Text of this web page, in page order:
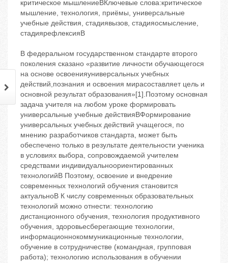
критическое мышлениеBКлючевые слова:критическое
мышление, технология, приёмы, универсальные
учебные действия, стадиявызов, стадияосмысление,
стадиярефлексияB
В федеральном государственном стандарте второго
поколения сказано «развитие личности обучающегося
на основе освоенияуниверсальных учебных
действий,познания и освоения мирасоставляет цель и
основной результат образования»[1].Поэтому основная
задача учителя на любом уроке формировать
универсальные учебные действияBФормирование
универсальных учебных действий учащегося, по
мнению разработчиков стандарта, может быть
обеспечено только в результате деятельности ученика
в условиях выбора, сопровождаемой учителем
средствами индивидуальноориентированных
технологийB Поэтому, освоение и внедрение
современных технологий обучения становится
актуальноB К числу современных образовательных
технологий можно отнести: технологию
дистанционного обучения, технология продуктивного
обучения, здоровьесберегающие технологии,
информационнокоммуникационные технологии,
обучение в сотрудничестве (командная, групповая
работа); технологию использования в обучении